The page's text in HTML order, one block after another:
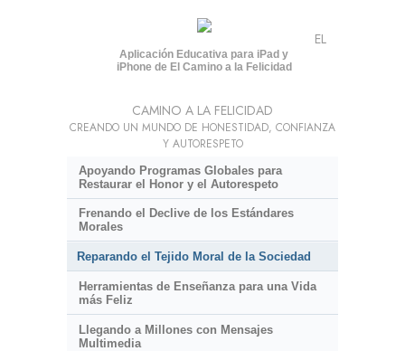
Aplicación Educativa para iPad y
iPhone de El Camino a la Felicidad
EL
CAMINO A LA FELICIDAD
CREANDO UN MUNDO DE HONESTIDAD, CONFIANZA
Y AUTORESPETO
Apoyando Programas Globales para
Restaurar el Honor y el Autorespeto
Frenando el Declive de los Estándares
Morales
Reparando el Tejido Moral de la Sociedad
Herramientas de Enseñanza para una Vida
más Feliz
Llegando a Millones con Mensajes
Multimedia